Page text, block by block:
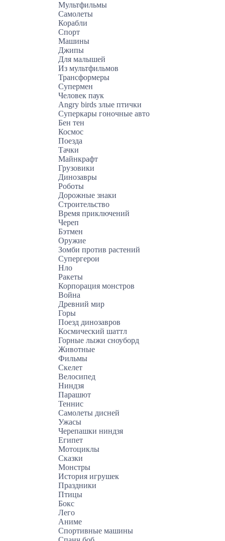
Мультфильмы
Самолеты
Корабли
Спорт
Машины
Джипы
Для малышей
Из мультфильмов
Трансформеры
Супермен
Человек паук
Angry birds злые птички
Суперкары гоночные авто
Бен тен
Космос
Поезда
Тачки
Майнкрафт
Грузовики
Динозавры
Роботы
Дорожные знаки
Строительство
Время приключений
Череп
Бэтмен
Оружие
Зомби против растений
Супергерои
Нло
Ракеты
Корпорация монстров
Война
Древний мир
Горы
Поезд динозавров
Космический шаттл
Горные лыжи сноуборд
Животные
Фильмы
Скелет
Велосипед
Ниндзя
Парашют
Теннис
Самолеты дисней
Ужасы
Черепашки ниндзя
Египет
Мотоциклы
Сказки
Монстры
История игрушек
Праздники
Птицы
Бокс
Лего
Аниме
Спортивные машины